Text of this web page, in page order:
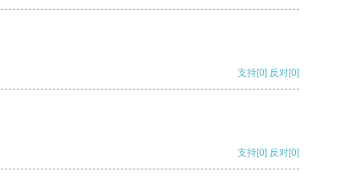
支持[0] 反对[0]
支持[0] 反对[0]